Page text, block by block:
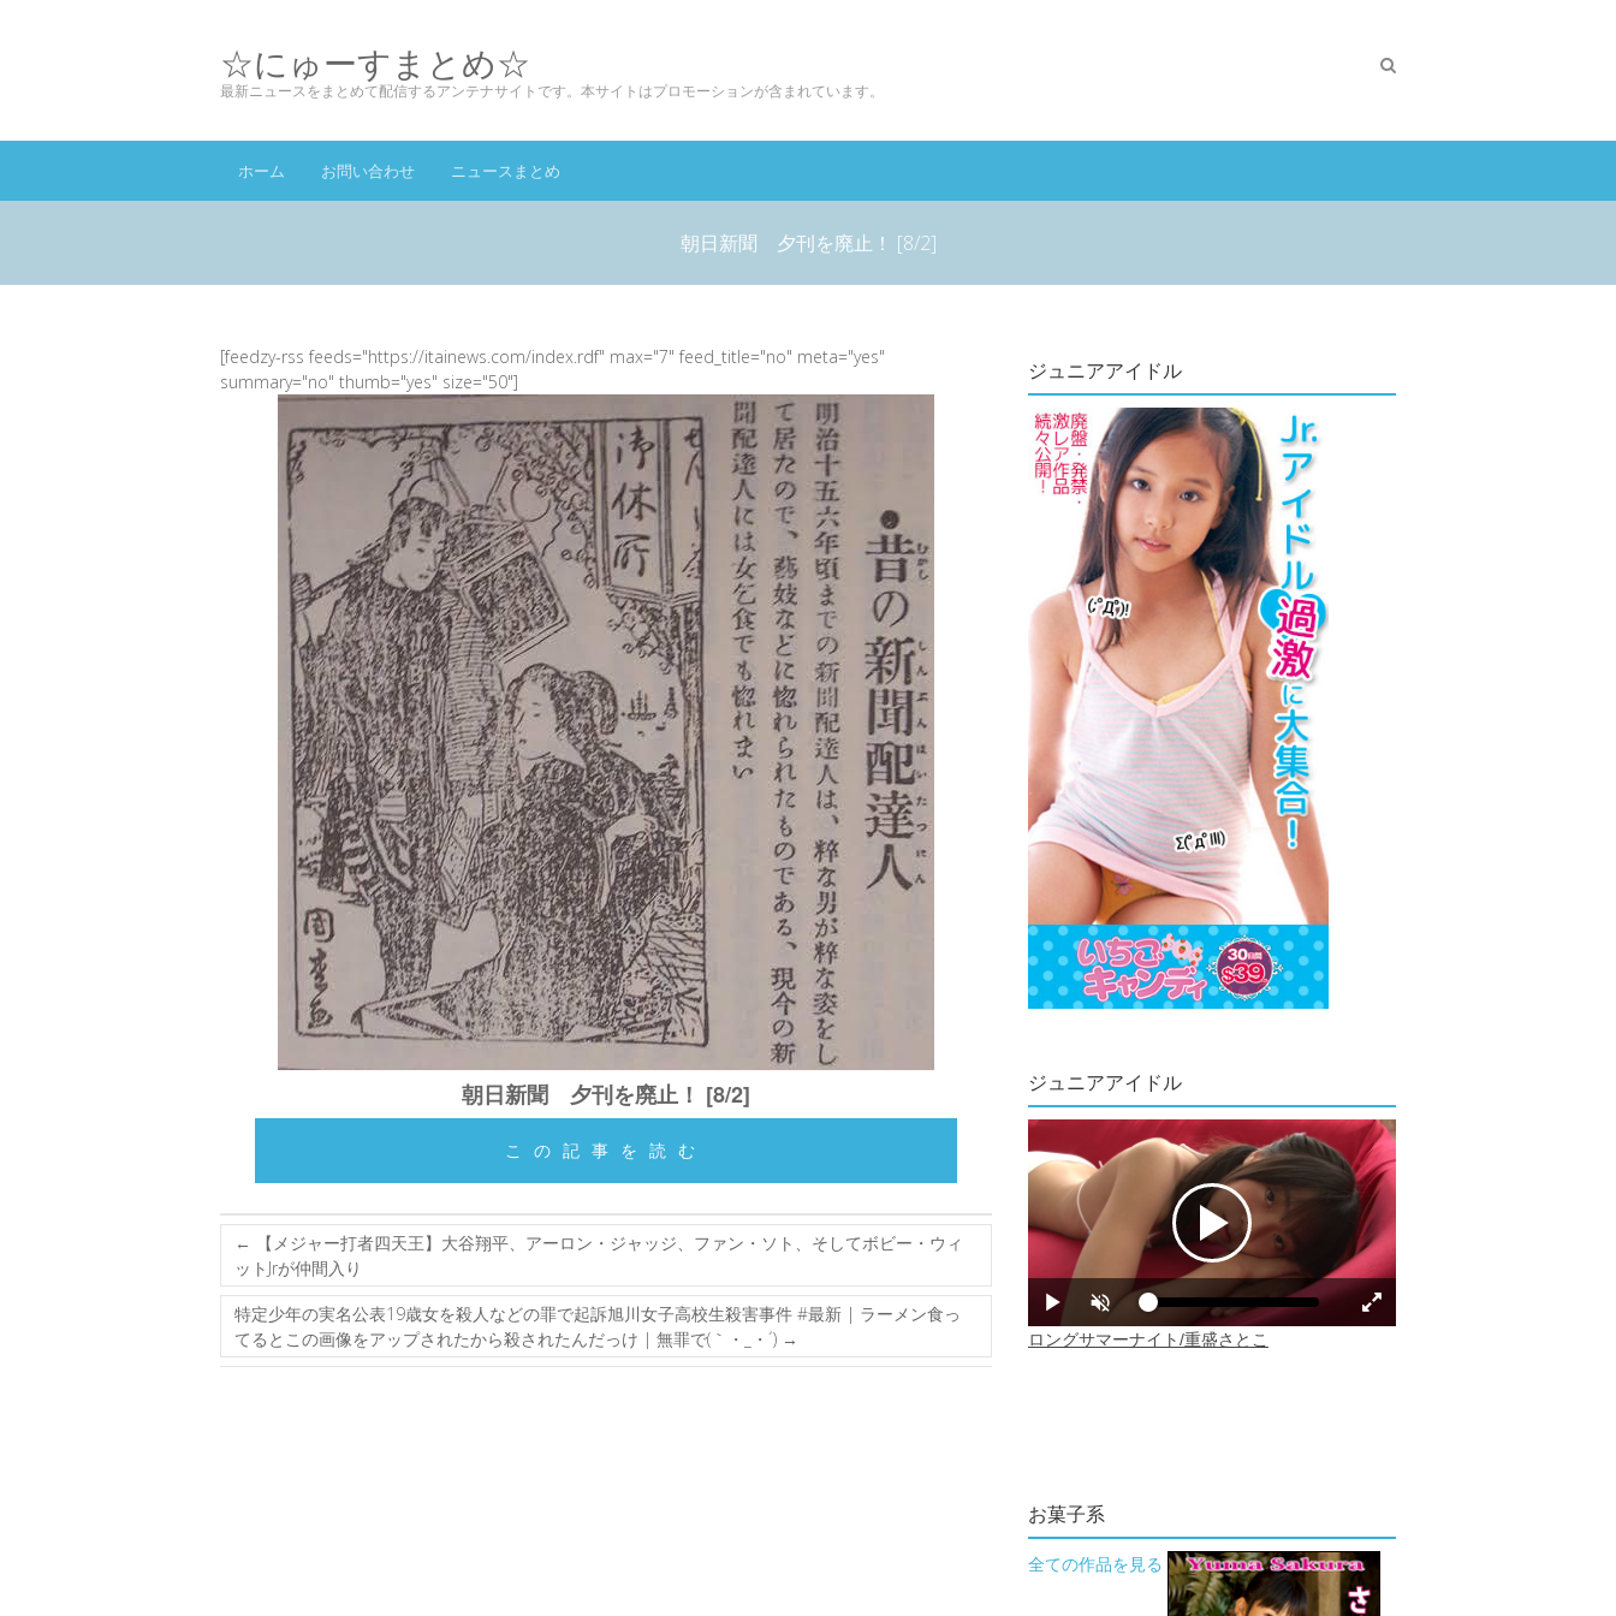
☆にゅーすまとめ☆
最新ニュースをまとめて配信するアンテナサイトです。本サイトはプロモーションが含まれています。
ホーム お問い合わせ ニュースまとめ
朝日新聞 夕刊を廃止！ [8/2]
[feedzy-rss feeds="https://itainews.com/index.rdf" max="7" feed_title="no" meta="yes"
summary="no" thumb="yes" size="50"]
朝日新聞 夕刊を廃止！ [8/2]
この記事を読む
←
【メジャー打者四天王】大谷翔平、アーロン・ジャッジ、ファン・ソト、そしてボビー・ウィ
ットJrが仲間入り
特定少年の実名公表19歳女を殺人などの罪で起訴旭川女子高校生殺害事件 #最新 | ラーメン食っ
てるとこの画像をアップされたから殺されたんだっけ | 無罪で(｀・_・´) →
ジュニアアイドル
ジュニアアイドル
お菓子系
全ての作品を見る